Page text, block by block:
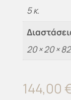
5 κ.
20 × 20 ×
144,00